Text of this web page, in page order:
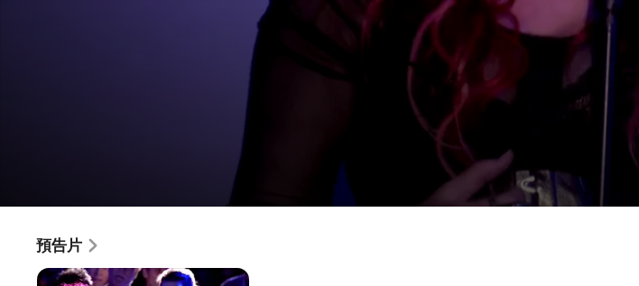
·音樂電影 ·
With her iconic four-octave voice, Cyndi celebrates the
預告片